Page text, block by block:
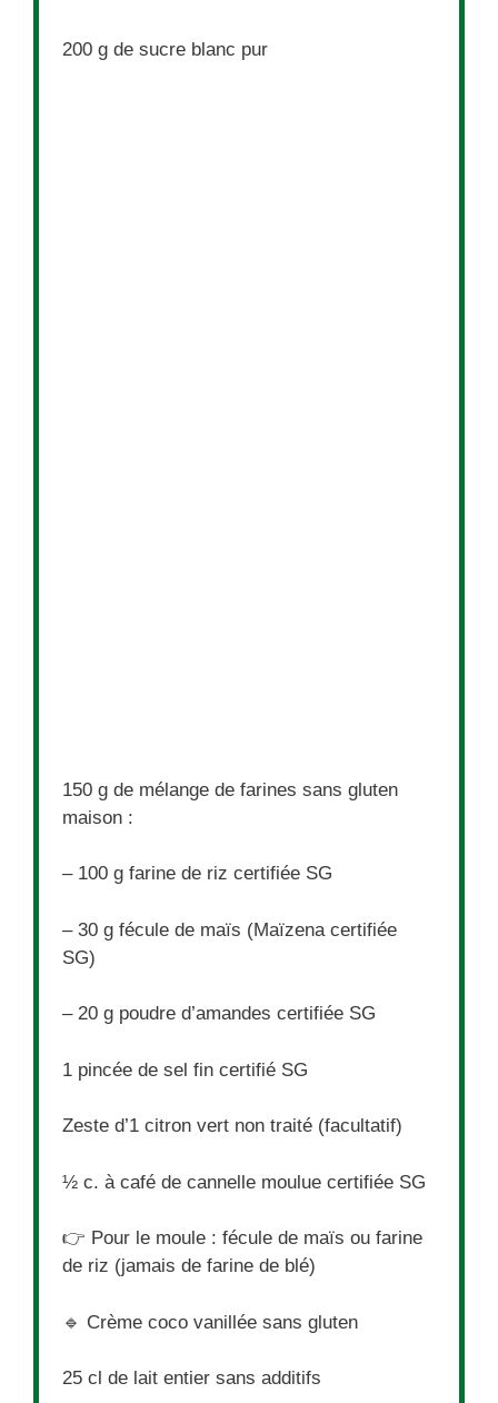
200 g de sucre blanc pur
150 g de mélange de farines sans gluten
maison :
– 100 g farine de riz certifiée SG
– 30 g fécule de maïs (Maïzena certifiée
SG)
– 20 g poudre d’amandes certifiée SG
1 pincée de sel fin certifié SG
Zeste d’1 citron vert non traité (facultatif)
½ c. à café de cannelle moulue certifiée SG
👉 Pour le moule : fécule de maïs ou farine
de riz (jamais de farine de blé)
🔹 Crème coco vanillée sans gluten
25 cl de lait entier sans additifs